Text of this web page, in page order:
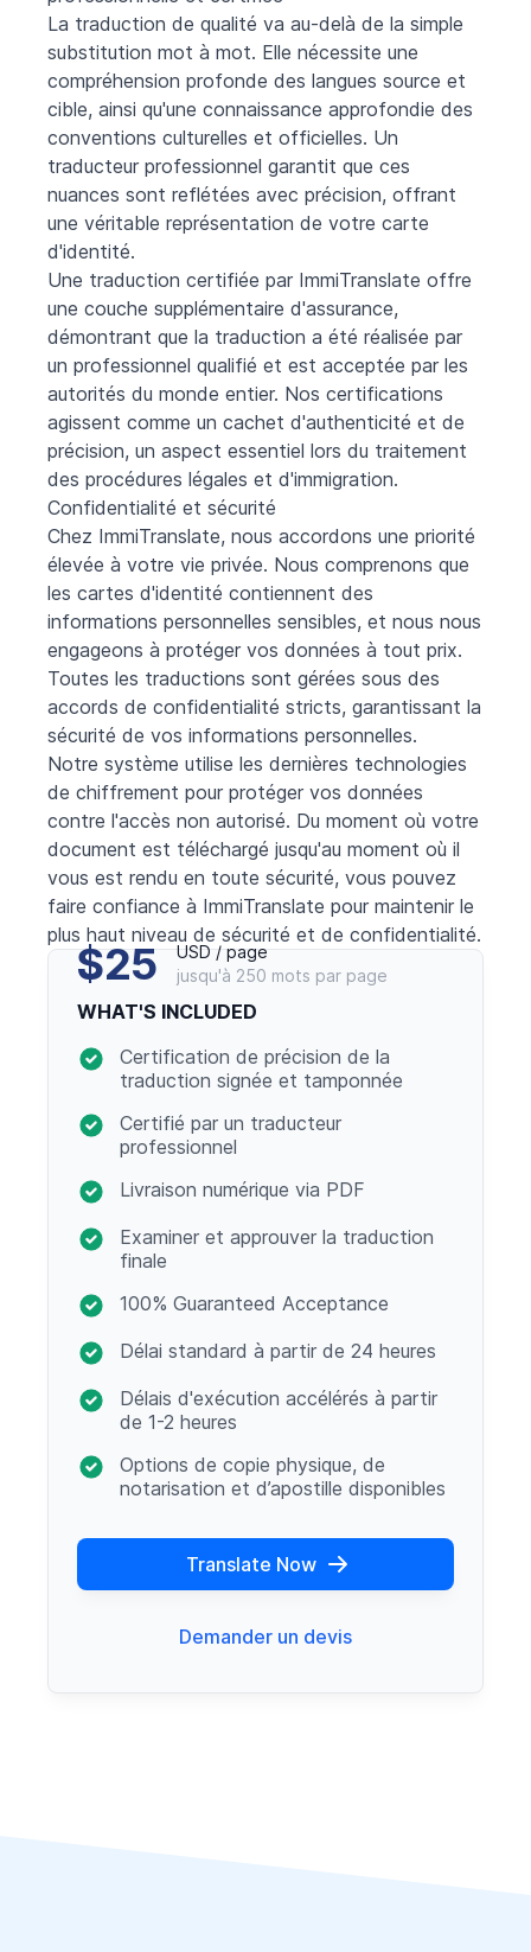
La traduction de qualité va au-delà de la simple
substitution mot à mot. Elle nécessite une
compréhension profonde des langues source et
cible, ainsi qu'une connaissance approfondie des
conventions culturelles et officielles. Un
traducteur professionnel garantit que ces
nuances sont reflétées avec précision, offrant
une véritable représentation de votre carte
d'identité.
Une traduction certifiée par ImmiTranslate offre
une couche supplémentaire d'assurance,
démontrant que la traduction a été réalisée par
un professionnel qualifié et est acceptée par les
autorités du monde entier. Nos certifications
agissent comme un cachet d'authenticité et de
précision, un aspect essentiel lors du traitement
des procédures légales et d'immigration.
Confidentialité et sécurité
Chez ImmiTranslate, nous accordons une priorité
élevée à votre vie privée. Nous comprenons que
les cartes d'identité contiennent des
informations personnelles sensibles, et nous nous
engageons à protéger vos données à tout prix.
Toutes les traductions sont gérées sous des
accords de confidentialité stricts, garantissant la
sécurité de vos informations personnelles.
Notre système utilise les dernières technologies
de chiffrement pour protéger vos données
contre l'accès non autorisé. Du moment où votre
document est téléchargé jusqu'au moment où il
vous est rendu en toute sécurité, vous pouvez
faire confiance à ImmiTranslate pour maintenir le
plus haut niveau de sécurité et de confidentialité.
$25
USD / page
jusqu'à 250 mots par page
WHAT'S INCLUDED
Certification de précision de la
traduction signée et tamponnée
Certifié par un traducteur
professionnel
Livraison numérique via PDF
Examiner et approuver la traduction
finale
100% Guaranteed Acceptance
Délai standard à partir de 24 heures
Délais d'exécution accélérés à partir
de 1-2 heures
Options de copie physique, de
notarisation et d’apostille disponibles
Translate Now
Demander un devis